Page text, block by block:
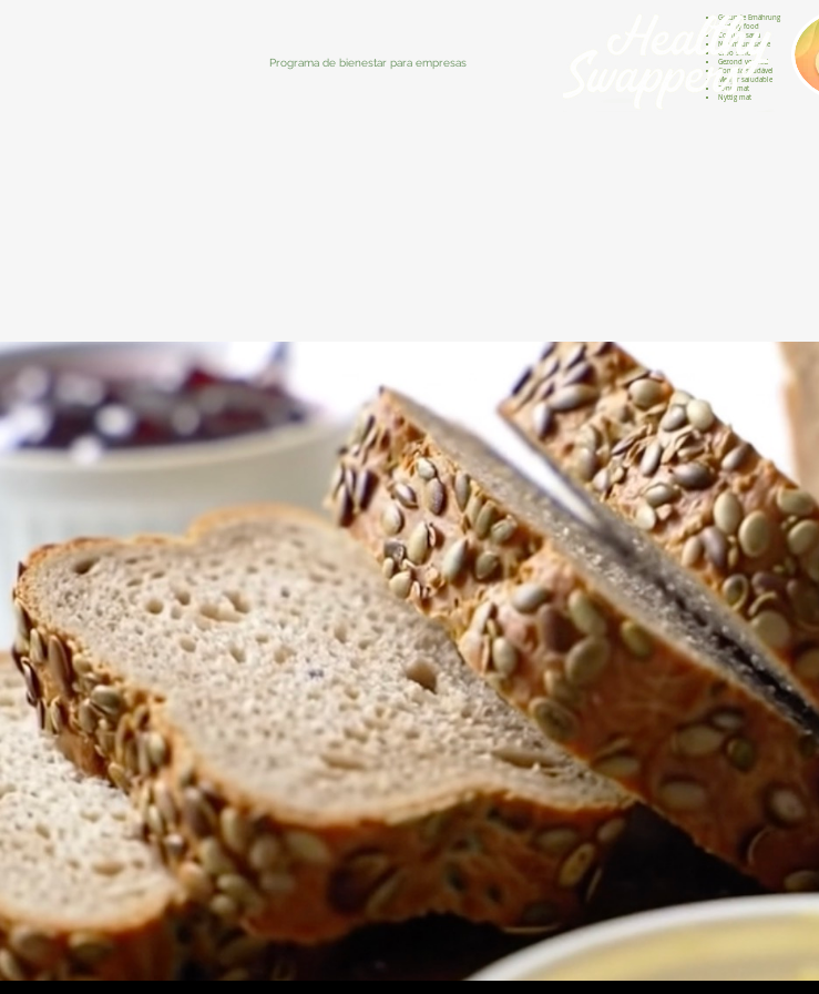
Programa de bienestar para empresas
Gesunde Ernährung
Healthy food
Comida sana
Nourriture saine
Cibo sano
Gezond voedsel
Comida saudável
Menjar saludable
Sunn mat
Nyttig mat